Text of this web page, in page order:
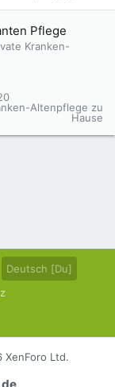
Pflege
Kranken-
Altenpflege zu
Hause
Deutsch [Du]
Ltd.